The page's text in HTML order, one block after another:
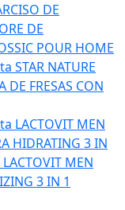
DE
DE
POUR HOME
STAR NATURE
DE FRESAS CON
LACTOVIT MEN
HIDRATING 3 IN
MEN
3 IN 1